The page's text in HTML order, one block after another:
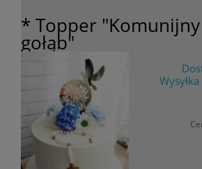
* Topper "Komunijny
gołąb"